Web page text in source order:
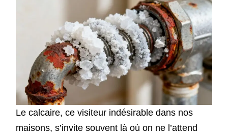
Le calcaire, ce visiteur indésirable dans nos
maisons, s’invite souvent là où on ne l’attend